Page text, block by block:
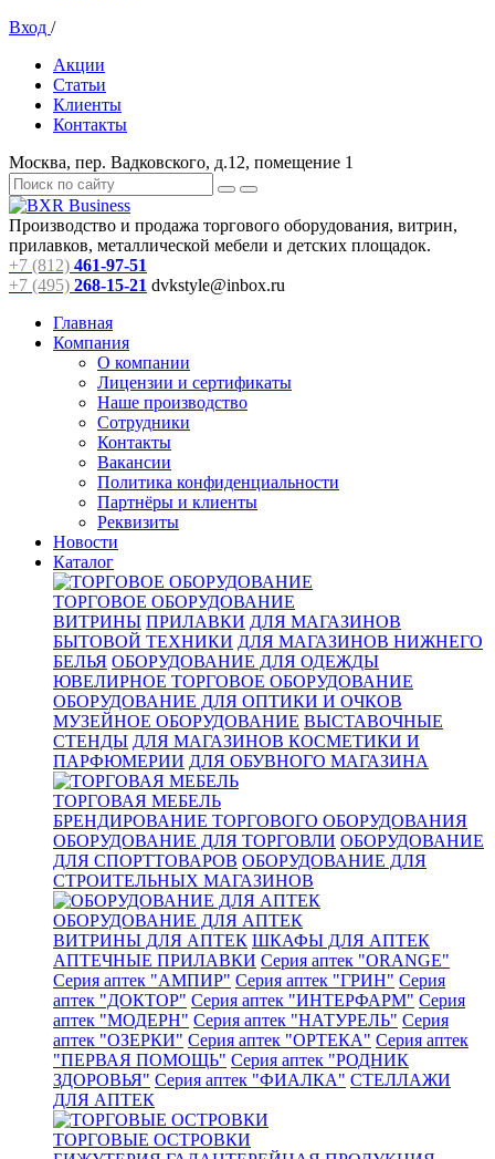
Вход /
Акции
Статьи
Клиенты
Контакты
Москва, пер. Вадковского, д.12, помещение 1
Производство и продажа торгового оборудования, витрин,
прилавков, металлической мебели и детских площадок.
+7 (812) 461-97-51
+7 (495) 268-15-21 dvkstyle@inbox.ru
Главная
Компания
О компании
Лицензии и сертификаты
Наше производство
Сотрудники
Контакты
Вакансии
Политика конфиденциальности
Партнёры и клиенты
Реквизиты
Новости
Каталог
ТОРГОВОЕ ОБОРУДОВАНИЕ
ВИТРИНЫ ПРИЛАВКИ ДЛЯ МАГАЗИНОВ
БЫТОВОЙ ТЕХНИКИ ДЛЯ МАГАЗИНОВ НИЖНЕГО
БЕЛЬЯ ОБОРУДОВАНИЕ ДЛЯ ОДЕЖДЫ
ЮВЕЛИРНОЕ ТОРГОВОЕ ОБОРУДОВАНИЕ
ОБОРУДОВАНИЕ ДЛЯ ОПТИКИ И ОЧКОВ
МУЗЕЙНОЕ ОБОРУДОВАНИЕ ВЫСТАВОЧНЫЕ
СТЕНДЫ ДЛЯ МАГАЗИНОВ КОСМЕТИКИ И
ПАРФЮМЕРИИ ДЛЯ ОБУВНОГО МАГАЗИНА
ТОРГОВАЯ МЕБЕЛЬ
БРЕНДИРОВАНИЕ ТОРГОВОГО ОБОРУДОВАНИЯ
ОБОРУДОВАНИЕ ДЛЯ ТОРГОВЛИ ОБОРУДОВАНИЕ
ДЛЯ СПОРТТОВАРОВ ОБОРУДОВАНИЕ ДЛЯ
СТРОИТЕЛЬНЫХ МАГАЗИНОВ
ОБОРУДОВАНИЕ ДЛЯ АПТЕК
ВИТРИНЫ ДЛЯ АПТЕК ШКАФЫ ДЛЯ АПТЕК
АПТЕЧНЫЕ ПРИЛАВКИ Серия аптек "ORANGE"
Серия аптек "АМПИР" Серия аптек "ГРИН" Серия
аптек "ДОКТОР" Серия аптек "ИНТЕРФАРМ" Серия
аптек "МОДЕРН" Серия аптек "НАТУРЕЛЬ" Серия
аптек "ОЗЕРКИ" Серия аптек "ОРТЕКА" Серия аптек
"ПЕРВАЯ ПОМОЩЬ" Серия аптек "РОДНИК
ЗДОРОВЬЯ" Серия аптек "ФИАЛКА" СТЕЛЛАЖИ
ДЛЯ АПТЕК
ТОРГОВЫЕ ОСТРОВКИ